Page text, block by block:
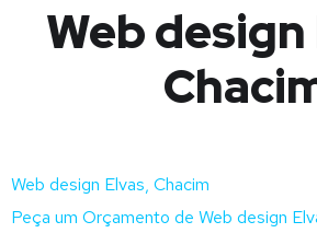
Web design
Web design Elvas, Chacim
Peça um Orçamento de Web design